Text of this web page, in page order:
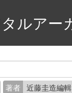
ルアー
著者
近藤圭造編